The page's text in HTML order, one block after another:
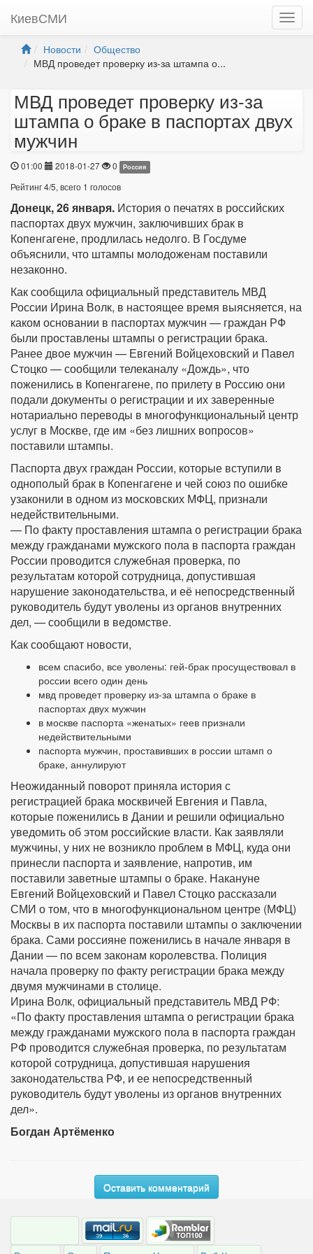
КиевСМИ
Новости
Общество
МВД проведет проверку из-за штампа о...
МВД проведет проверку из-за
штампа о браке в паспортах двух
мужчин
01:00 2018-01-27 0 Россия
Рейтинг4/5, всего 1 голосов
Донецк, 26 января. История о печатях в российских
паспортах двух мужчин, заключивших брак в
Копенгагене, продлилась недолго. В Госдуме
объяснили, что штампы молодоженам поставили
незаконно.
Как сообщила официальный представитель МВД
России Ирина Волк, в настоящее время выясняется, на
каком основании в паспортах мужчин — граждан РФ
были проставлены штампы о регистрации брака.
Ранее двое мужчин — Евгений Войцеховский и Павел
Стоцко — сообщили телеканалу «Дождь», что
поженились в Копенгагене, по прилету в Россию они
подали документы о регистрации и их заверенные
нотариально переводы в многофункциональный центр
услуг в Москве, где им «без лишних вопросов»
поставили штампы.
Паспорта двух граждан России, которые вступили в
однополый брак в Копенгагене и чей союз по ошибке
узаконили в одном из московских МФЦ, признали
недействительными.
— По факту проставления штампа о регистрации брака
между гражданами мужского пола в паспорта граждан
России проводится служебная проверка, по
результатам которой сотрудница, допустившая
нарушение законодательства, и её непосредственный
руководитель будут уволены из органов внутренних
дел, — сообщили в ведомстве.
Как сообщают новости,
всем спасибо, все уволены: гей-брак просуществовал в
россии всего один день
мвд проведет проверку из-за штампа о браке в
паспортах двух мужчин
в москве паспорта «женатых» геев признали
недействительными
паспорта мужчин, проставивших в россии штамп о
браке, аннулируют
Неожиданный поворот приняла история с
регистрацией брака москвичей Евгения и Павла,
которые поженились в Дании и решили официально
уведомить об этом российские власти. Как заявляли
мужчины, у них не возникло проблем в МФЦ, куда они
принесли паспорта и заявление, напротив, им
поставили заветные штампы о браке. Накануне
Евгений Войцеховский и Павел Стоцко рассказали
СМИ о том, что в многофункциональном центре (МФЦ)
Москвы в их паспорта поставили штампы о заключении
брака. Сами россияне поженились в начале января в
Дании — по всем законам королевства. Полиция
начала проверку по факту регистрации брака между
двумя мужчинами в столице.
Ирина Волк, официальный представитель МВД РФ:
«По факту проставления штампа о регистрации брака
между гражданами мужского пола в паспорта граждан
РФ проводится служебная проверка, по результатам
которой сотрудница, допустившая нарушения
законодательства РФ, и ее непосредственный
руководитель будут уволены из органов внутренних
дел».
Богдан Артёменко
Оставить комментарий